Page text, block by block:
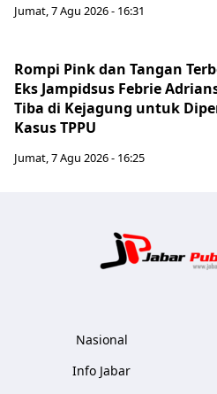
Jumat, 7 Agu 2026 - 16:31
Rompi Pink dan Tangan
Eks Jampidsus Febrie
Tiba di Kejagung untuk
Kasus TPPU
Jumat, 7 Agu 2026 - 16:25
Nasional
Info Jabar